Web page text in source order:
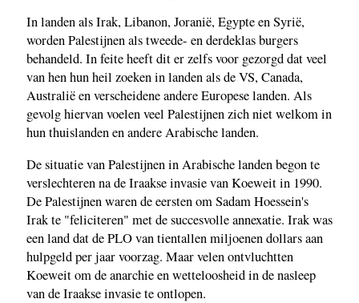
In landen als Irak, Libanon, Joranië, Egypte en Syrië,
worden Palestijnen als tweede- en derdeklas burgers
behandeld. In feite heeft dit er zelfs voor gezorgd dat veel
van hen hun heil zoeken in landen als de VS, Canada,
Australië en verscheidene andere Europese landen. Als
gevolg hiervan voelen veel Palestijnen zich niet welkom in
hun thuislanden en andere Arabische landen.
De situatie van Palestijnen in Arabische landen begon te
verslechteren na de Iraakse invasie van Koeweit in 1990.
De Palestijnen waren de eersten om Sadam Hoessein's
Irak te "feliciteren" met de succesvolle annexatie. Irak was
een land dat de PLO van tientallen miljoenen dollars aan
hulpgeld per jaar voorzag. Maar velen ontvluchtten
Koeweit om de anarchie en wetteloosheid in de nasleep
van de Iraakse invasie te ontlopen.